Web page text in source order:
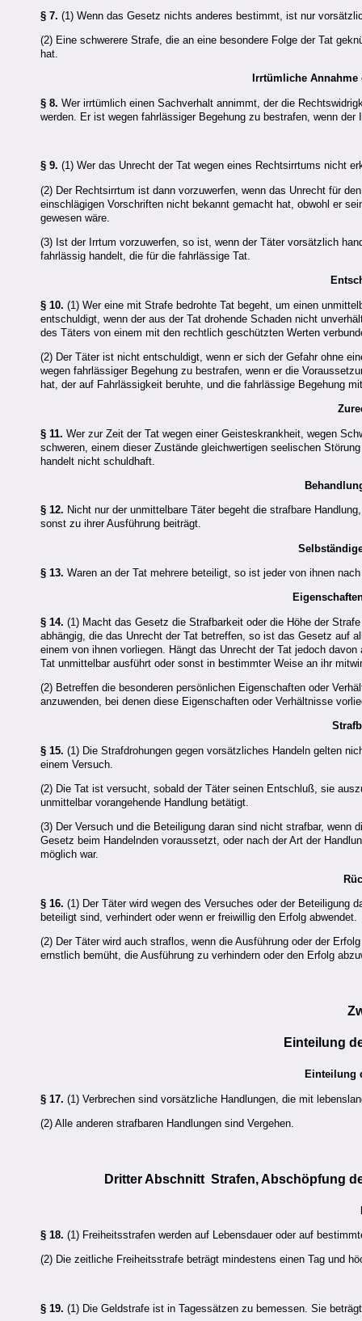
§ 7. (1) Wenn das Gesetz nichts anderes bestimmt, ist nur
(2) Eine schwerere Strafe, die an eine besondere Folge der Tat
hat.
Irrtümliche
§ 8. Wer irrtümlich einen Sachverhalt annimmt, der die
werden. Er ist wegen fahrlässiger Begehung zu bestrafen, wenn
§ 9. (1) Wer das Unrecht der Tat wegen eines Rechtsirrtums nicht
(2) Der Rechtsirrtum ist dann vorzuwerfen, wenn das Unrecht für
einschlägigen Vorschriften nicht bekannt gemacht hat, obwohl er
gewesen wäre.
(3) Ist der Irrtum vorzuwerfen, so ist, wenn der Täter vorsätzlich
fahrlässig handelt, die für die fahrlässige Tat.
§ 10. (1) Wer eine mit Strafe bedrohte Tat begeht, um einen
entschuldigt, wenn der aus der Tat drohende Schaden nicht
des Täters von einem mit den rechtlich geschützten Werten
(2) Der Täter ist nicht entschuldigt, wenn er sich der Gefahr ohne
wegen fahrlässiger Begehung zu bestrafen, wenn er die
hat, der auf Fahrlässigkeit beruhte, und die fahrlässige Begehung
§ 11. Wer zur Zeit der Tat wegen einer Geisteskrankheit, wegen
schweren, einem dieser Zustände gleichwertigen seelischen
handelt nicht schuldhaft.
§ 12. Nicht nur der unmittelbare Täter begeht die strafbare
sonst zu ihrer Ausführung beiträgt.
§ 13. Waren an der Tat mehrere beteiligt, so ist jeder von ihnen
§ 14. (1) Macht das Gesetz die Strafbarkeit oder die Höhe der
abhängig, die das Unrecht der Tat betreffen, so ist das Gesetz auf
einem von ihnen vorliegen. Hängt das Unrecht der Tat jedoch
Tat unmittelbar ausführt oder sonst in bestimmter Weise an ihr
(2) Betreffen die besonderen persönlichen Eigenschaften oder
anzuwenden, bei denen diese Eigenschaften oder Verhältnisse
§ 15. (1) Die Strafdrohungen gegen vorsätzliches Handeln gelten
einem Versuch.
(2) Die Tat ist versucht, sobald der Täter seinen Entschluß, sie
unmittelbar vorangehende Handlung betätigt.
(3) Der Versuch und die Beteiligung daran sind nicht strafbar, wenn
Gesetz beim Handelnden voraussetzt, oder nach der Art der
möglich war.
§ 16. (1) Der Täter wird wegen des Versuches oder der Beteiligung
beteiligt sind, verhindert oder wenn er freiwillig den Erfolg abwendet.
(2) Der Täter wird auch straflos, wenn die Ausführung oder der
ernstlich bemüht, die Ausführung zu verhindern oder den Erfolg
Einteilung
Einteilung
§ 17. (1) Verbrechen sind vorsätzliche Handlungen, die mit
(2) Alle anderen strafbaren Handlungen sind Vergehen.
Dritter Abschnitt Strafen, Abschöpfung
§ 18. (1) Freiheitsstrafen werden auf Lebensdauer oder auf
(2) Die zeitliche Freiheitsstrafe beträgt mindestens einen Tag und
§ 19. (1) Die Geldstrafe ist in Tagessätzen zu bemessen. Sie